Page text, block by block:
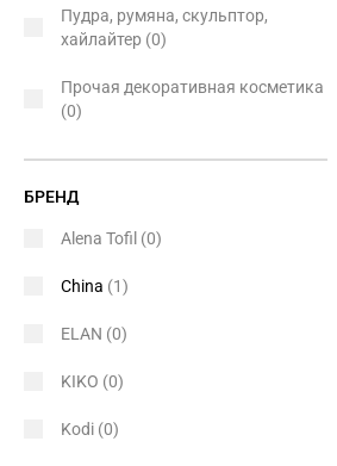
Пудра, румяна, скульптор,
хайлайтер (0)
Прочая декоративная косметика
(0)
БРЕНД
Alena Tofil (0)
China (1)
ELAN (0)
KIKO (0)
Kodi (0)